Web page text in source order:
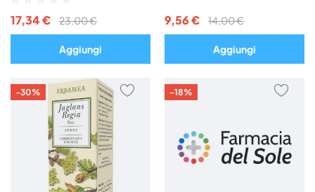
17,34 € 23,00 €
Aggiungi
9,56 € 14,00 €
Aggiungi
-30%
AGGIUNGI
PREFERITI
-18%